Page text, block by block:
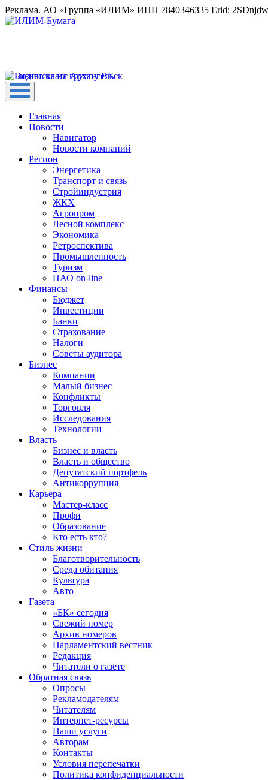
Реклама. АО «Группа «ИЛИМ» ИНН 7840346335 Erid:
Главная
Новости
Навигатор
Новости компаний
Регион
Энергетика
Транспорт и связь
Стройиндустрия
ЖКХ
Агропром
Лесной комплекс
Экономика
Ретроспектива
Промышленность
Туризм
НАО on-line
Финансы
Бюджет
Инвестиции
Банки
Страхование
Налоги
Советы аудитора
Бизнес
Компании
Малый бизнес
Конфликты
Торговля
Исследования
Технологии
Власть
Бизнес и власть
Власть и общество
Депутатский портфель
Антикоррупция
Карьера
Мастер-класс
Профи
Образование
Кто есть кто?
Стиль жизни
Благотворительность
Среда обитания
Культура
Авто
Газета
«БК» сегодня
Свежий номер
Архив номеров
Парламентский вестник
Редакция
Читатели о газете
Обратная связь
Опросы
Рекламодателям
Читателям
Интернет-ресурсы
Наши услуги
Авторам
Контакты
Условия перепечатки
Политика конфиденциальности